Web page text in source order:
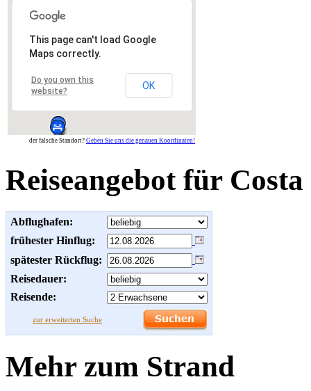
This page can't load Google
Maps correctly.
Do you own this
website?
OK
der falsche Standort? Geben Sie uns die genauen Koordinaten!
Reiseangebot für Costa
Abflughafen:
frühester Hinflug:
spätester Rückflug:
Reisedauer:
Reisende:
zur erweiterten Suche
Mehr zum Strand